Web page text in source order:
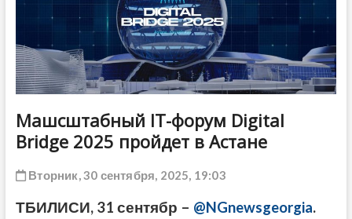
Машсштабный IT-форум Digital
Bridge 2025 пройдет в Астане
Вторник, 30 сентября, 2025, 19:03
ТБИЛИСИ, 31 сентябр – @NGnewsgeorgia.